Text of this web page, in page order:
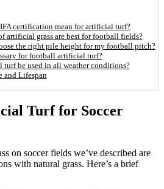
certification mean for artificial turf?
artificial grass are best for football fields?
the right pile height for my football pitch?
for football artificial turf?
turf be used in all weather conditions?
and Lifespan
Turf for Soccer
on soccer fields we’ve described are
with natural grass. Here’s a brief